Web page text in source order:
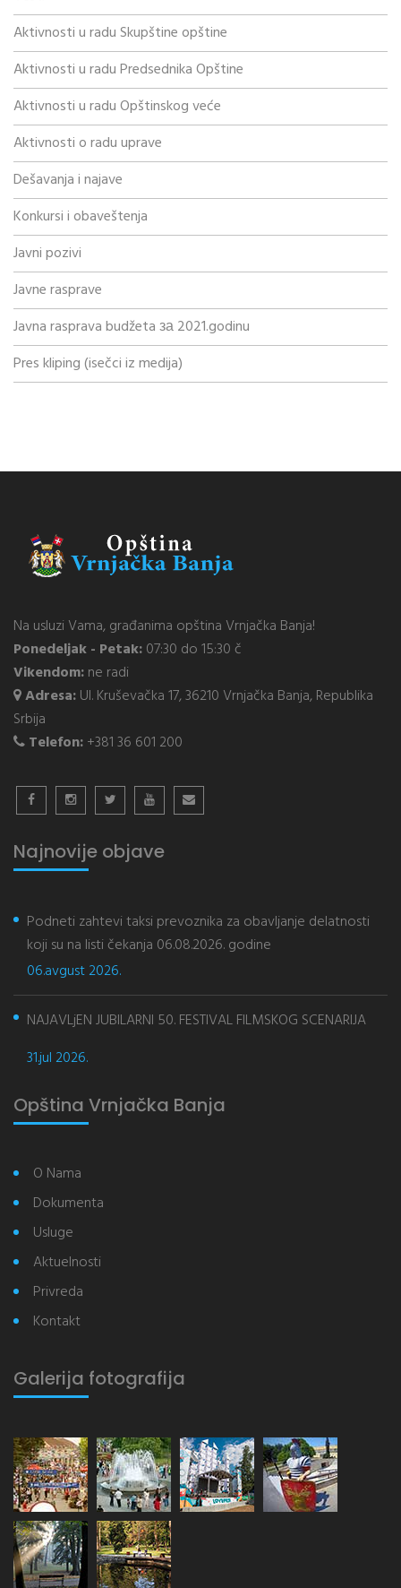
Aktivnosti u radu Skupštine opštine
Aktivnosti u radu Predsednika Opštine
Aktivnosti u radu Opštinskog veće
Aktivnosti o radu uprave
Dešavanja i najave
Konkursi i obaveštenja
Javni pozivi
Javne rasprave
Javna rasprava budžeta за 2021.godinu
Pres kliping (isečci iz medija)
Na usluzi Vama, građanima opština Vrnjačka Banja!
Ponedeljak - Petak:07:30 do 15:30 č
Vikendom:ne radi
Adresa:Ul. Kruševačka 17, 36210 Vrnjačka Banja, Republika
Srbija
Telefon:+381 36 601 200
Najnovije objave
Podneti zahtevi taksi prevoznika za obavljanje delatnosti
koji su na listi čekanja 06.08.2026. godine
06.avgust 2026.
NAJAVLjEN JUBILARNI 50. FESTIVAL FILMSKOG SCENARIJA
31.jul 2026.
Opština Vrnjačka Banja
O Nama
Dokumenta
Usluge
Aktuelnosti
Privreda
Kontakt
Galerija fotografija